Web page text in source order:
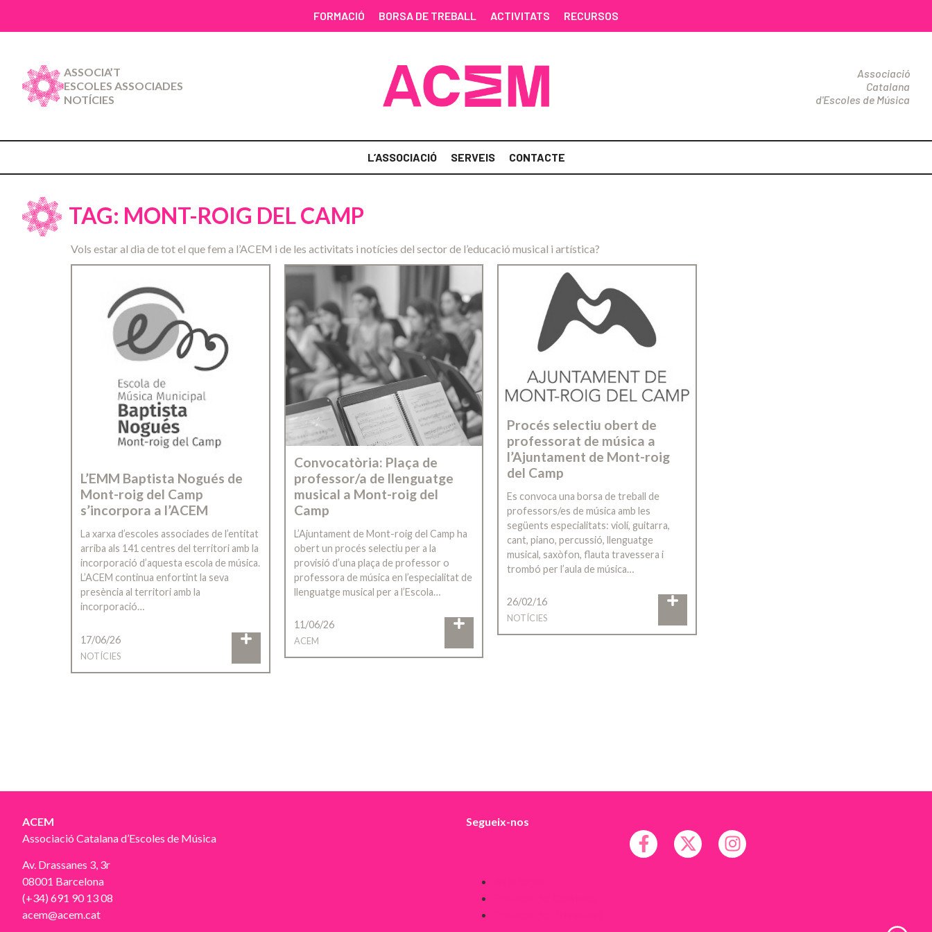
FORMACIÓ BORSA DE TREBALL ACTIVITATS RECURSOS
ASSOCIA’T
ESCOLES ASSOCIADES
NOTÍCIES
Associació
Catalana
d'Escoles de Música
L’ASSOCIACIÓ SERVEIS CONTACTE
TAG: MONT-ROIG DEL CAMP
Vols estar al dia de tot el que fem a l’ACEM i de les activitats i notícies del sector de l’educació musical i artística?
L’EMM Baptista Nogués de
Mont-roig del Camp
s’incorpora a l’ACEM
La xarxa d’escoles associades de l’entitat
arriba als 141 centres del territori amb la
incorporació d’aquesta escola de música.
L’ACEM continua enfortint la seva
presència al territori amb la
incorporació…
17/06/26
NOTÍCIES
Convocatòria: Plaça de
professor/a de llenguatge
musical a Mont-roig del
Camp
L’Ajuntament de Mont-roig del Camp ha
obert un procés selectiu per a la
provisió d’una plaça de professor o
professora de música en l’especialitat de
llenguatge musical per a l’Escola…
11/06/26
ACEM
Procés selectiu obert de
professorat de música a
l’Ajuntament de Mont-roig
del Camp
Es convoca una borsa de treball de
professors/es de música amb les
següents especialitats: violí, guitarra,
cant, piano, percussió, llenguatge
musical, saxòfon, flauta travessera i
trombó per l’aula de música…
26/02/16
NOTÍCIES
ACEM
Associació Catalana d’Escoles de Música
Av. Drassanes 3, 3r
08001 Barcelona
(+34) 691 90 13 08
acem@acem.cat
Segueix-nos